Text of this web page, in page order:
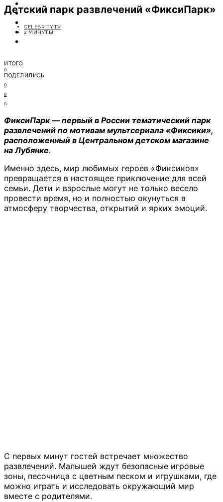
КРАСОТА
МОДА
ЛИЧНОСТЬ
ОТДЫХ
Детский парк развлечений «ФиксиПарк»
CELEBRITYTV
2 МИНУТЫ
ИТОГО
0
ПОДЕЛИЛИСЬ
0
0
0
ФиксиПарк — первый в России тематический парк
развлечений по мотивам мультсериала «Фиксики»,
расположенный в Центральном детском магазине
на Лубянке.
Именно здесь, мир любимых героев «Фиксиков»
превращается в настоящее приключение для всей
семьи. Дети и взрослые могут не только весело
провести время, но и полностью окунуться в
атмосферу творчества, открытий и ярких эмоций.
С первых минут гостей встречает множество
развлечений. Малышей ждут безопасные игровые
зоны, песочница с цветным песком и игрушками, где
можно играть и исследовать окружающий мир
вместе с родителями.